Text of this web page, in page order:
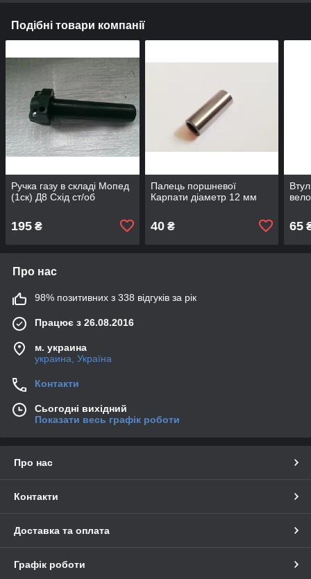
Подібні товари компанії
Ручка газу в складі Мопед
(1ск) Д8 Схід ст/об
195 ₴
Палець поршневої
Карпати діаметр 12 мм
40₴ 65
Про нас
98% позитивних з 338 відгуків за рік
Працює з 26.08.2016
м. украина
украина, Україна
Контакти
Сьогодні вихідний
Показати весь графік роботи
Про нас
Контакти
Доставка та оплата
Графік роботи